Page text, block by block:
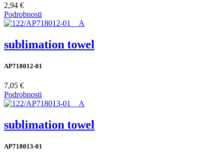
2,94 €
Podrobnosti
sublimation towel
AP718012-01
7,05 €
Podrobnosti
sublimation towel
AP718013-01